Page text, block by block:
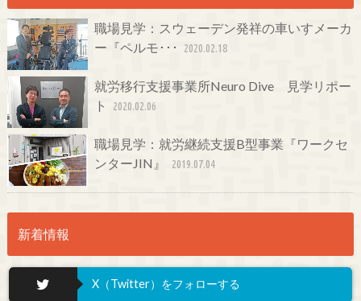
職場見学：スウェーデン発祥の車いすメーカ
ー『ペルモ･･･
2020.02.18
就労移行支援事業所Neuro Dive 見学リポー
ト
2020.02.06
職場見学：就労継続支援B型事業『ワークセ
ンターJIN』
2019.07.04
新着情報
X（Twitter）をフォローする